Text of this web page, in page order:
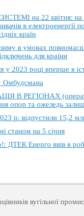
на 22 квітня: на
в електроенергії
країн
в умовах
для країни
у 2023 році вперше в
Омбудсмана
В РЕГІОНАХ
опор та ожеледь
р. відпустили 15,2
станом на 5 січня
ДТЕК Енерго ввів в
вугільної